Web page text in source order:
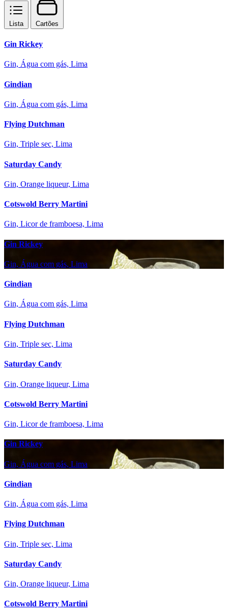
Lista Cartões
Gin Rickey
Gin, Água com gás, Lima
Gindian
Gin, Água com gás, Lima
Flying Dutchman
Gin, Triple sec, Lima
Saturday Candy
Gin, Orange liqueur, Lima
Cotswold Berry Martini
Gin, Licor de framboesa, Lima
Gin Rickey
Gin, Água com gás, Lima
Gindian
Gin, Água com gás, Lima
Flying Dutchman
Gin, Triple sec, Lima
Saturday Candy
Gin, Orange liqueur, Lima
Cotswold Berry Martini
Gin, Licor de framboesa, Lima
Gin Rickey
Gin, Água com gás, Lima
Gindian
Gin, Água com gás, Lima
Flying Dutchman
Gin, Triple sec, Lima
Saturday Candy
Gin, Orange liqueur, Lima
Cotswold Berry Martini